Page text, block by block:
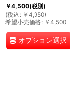
￥4,500(税別)
(税込 : ￥ 4,950)
希望小売価格: ￥ 4,500
オプション選択